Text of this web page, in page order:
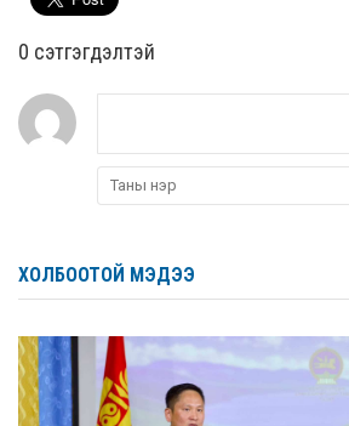
0 cэтгэгдэлтэй
ХОЛБООТОЙ МЭДЭЭ